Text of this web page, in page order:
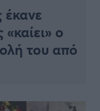
έκανε
ο
του από